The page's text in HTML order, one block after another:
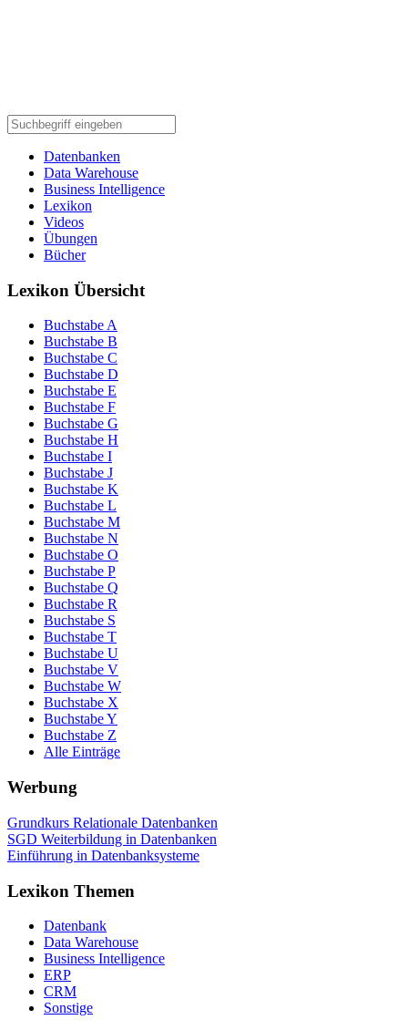
Datenbanken
Data Warehouse
Business Intelligence
Lexikon
Videos
Übungen
Bücher
Lexikon Übersicht
Buchstabe A
Buchstabe B
Buchstabe C
Buchstabe D
Buchstabe E
Buchstabe F
Buchstabe G
Buchstabe H
Buchstabe I
Buchstabe J
Buchstabe K
Buchstabe L
Buchstabe M
Buchstabe N
Buchstabe O
Buchstabe P
Buchstabe Q
Buchstabe R
Buchstabe S
Buchstabe T
Buchstabe U
Buchstabe V
Buchstabe W
Buchstabe X
Buchstabe Y
Buchstabe Z
Alle Einträge
Werbung
Grundkurs Relationale Datenbanken
SGD Weiterbildung in Datenbanken
Einführung in Datenbanksysteme
Lexikon Themen
Datenbank
Data Warehouse
Business Intelligence
ERP
CRM
Sonstige